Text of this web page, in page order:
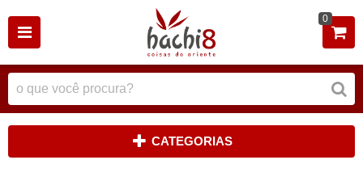
0
CATEGORIAS